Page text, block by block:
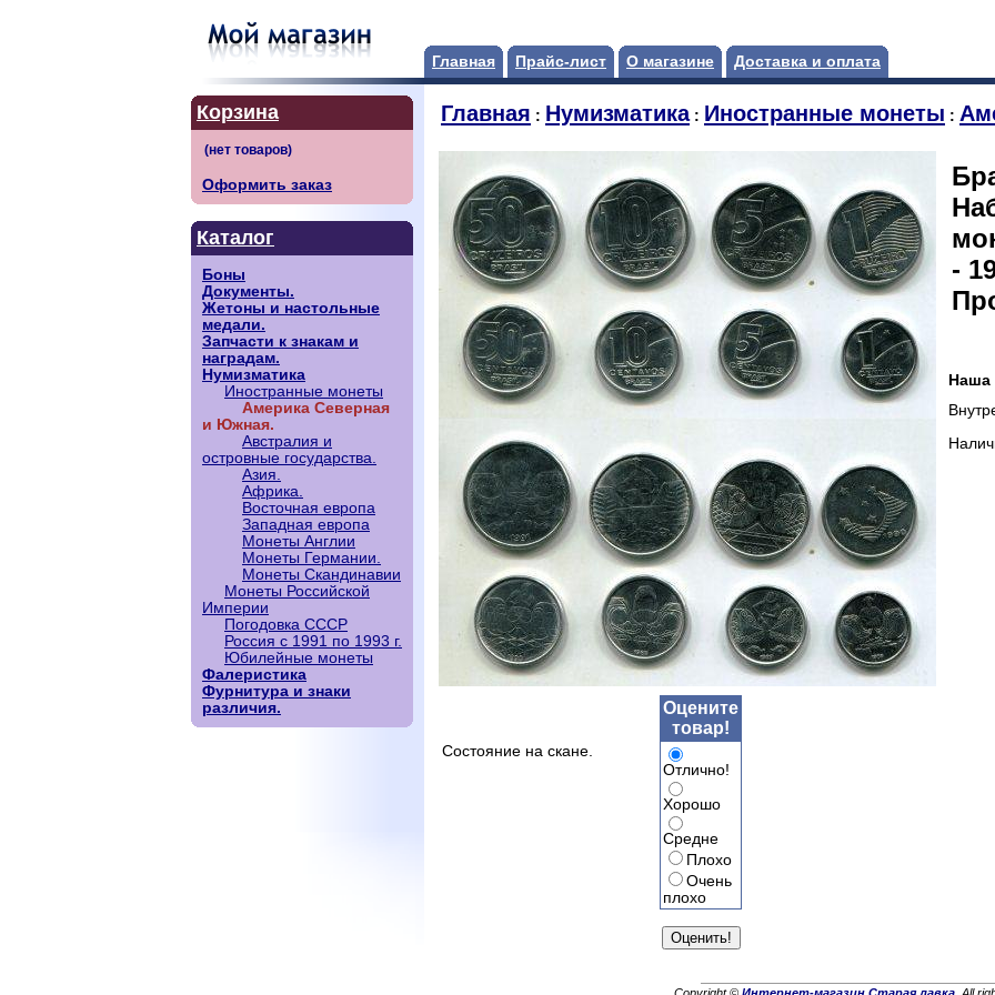
Главная Прайс-лист О магазине Доставка и оплата
Корзина
Оформить заказ
Каталог
Боны
Документы.
Жетоны и настольные
медали.
Запчасти к знакам и
наградам.
Нумизматика
Иностранные монеты
Америка Северная
и Южная.
Австралия и
островные государства.
Азия.
Африка.
Восточная европа
Западная европа
Монеты Англии
Монеты Германии.
Монеты Скандинавии
Монеты Российской
Империи
Погодовка СССР
Россия с 1991 по 1993 г.
Юбилейные монеты
Фалеристика
Фурнитура и знаки
различия.
Главная : Нумизматика: Иностранные монеты :
-
Наша
Состояние на скане.
Оцените
товар!
Отлично!
Хорошо
Средне
Плохо
Очень
плохо